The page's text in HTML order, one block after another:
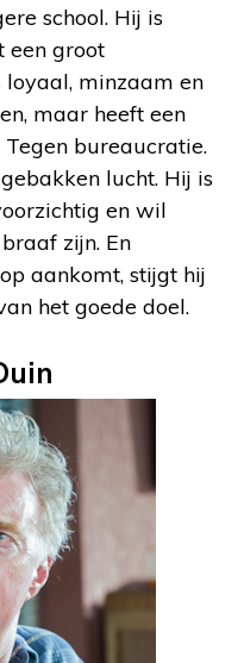
school. Hij is
een groot
loyaal, minzaam en
maar heeft een
bureaucratie.
lucht. Hij is
en wil
zijn. En
aankomt, stijgt hij
het goede doel.